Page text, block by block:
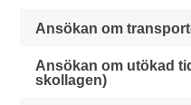
Ansökan om
Ansökan om utökad
skollagen)